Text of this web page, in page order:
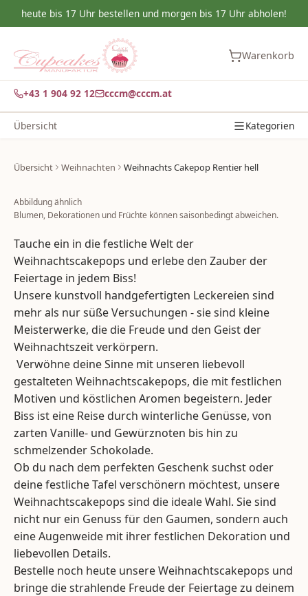
heute bis 17 Uhr bestellen und morgen bis 17 Uhr abholen!
Warenkorb
+43 1 904 92 12 cccm@cccm.at
Übersicht Kategorien
Übersicht Weihnachten Weihnachts Cakepop Rentier hell
Abbildung ähnlich
Blumen, Dekorationen und Früchte können saisonbedingt abweichen.
Tauche ein in die festliche Welt der
Weihnachtscakepops und erlebe den Zauber der
Feiertage in jedem Biss!
Unsere kunstvoll handgefertigten Leckereien sind
mehr als nur süße Versuchungen - sie sind kleine
Meisterwerke, die die Freude und den Geist der
Weihnachtszeit verkörpern.
Verwöhne deine Sinne mit unseren liebevoll
gestalteten Weihnachtscakepops, die mit festlichen
Motiven und köstlichen Aromen begeistern. Jeder
Biss ist eine Reise durch winterliche Genüsse, von
zarten Vanille- und Gewürznoten bis hin zu
schmelzender Schokolade.
Ob du nach dem perfekten Geschenk suchst oder
deine festliche Tafel verschönern möchtest, unsere
Weihnachtscakepops sind die ideale Wahl. Sie sind
nicht nur ein Genuss für den Gaumen, sondern auch
eine Augenweide mit ihrer festlichen Dekoration und
liebevollen Details.
Bestelle noch heute unsere Weihnachtscakepops und
bringe die strahlende Freude der Feiertage zu deinem